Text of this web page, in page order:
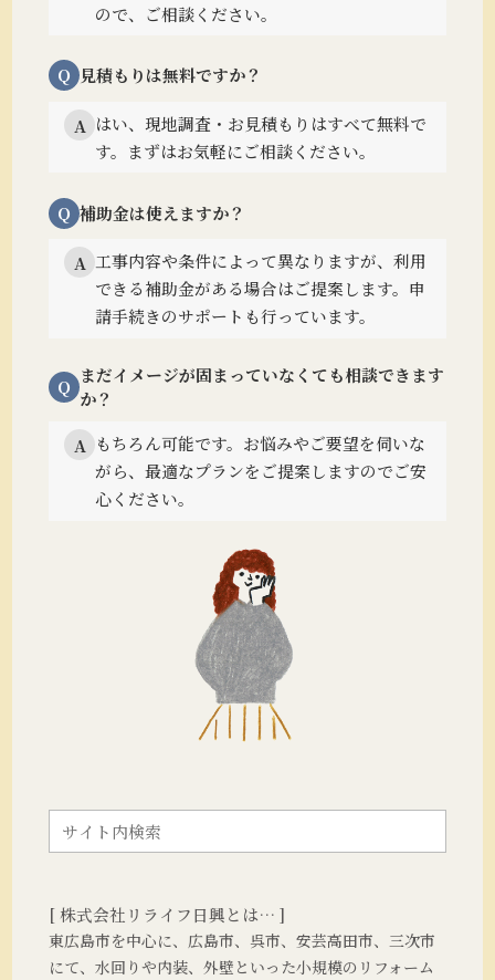
ので、ご相談ください。
Q 見積もりは無料ですか？
A はい、現地調査・お見積もりはすべて無料で
す。まずはお気軽にご相談ください。
Q 補助金は使えますか？
A 工事内容や条件によって異なりますが、利用
できる補助金がある場合はご提案します。 申
請手続きのサポートも行っています。
Q
まだイメージが固まっていなくても相談できます
か？
A もちろん可能です。 お悩みやご要望を伺いな
がら、最適なプランをご提案しますのでご安
心ください。
[ 株式会社リライフ日興とは… ]
東広島市を中心に、広島市、呉市、安芸高田市、三次市
にて、水回りや内装、外壁といった小規模のリフォーム